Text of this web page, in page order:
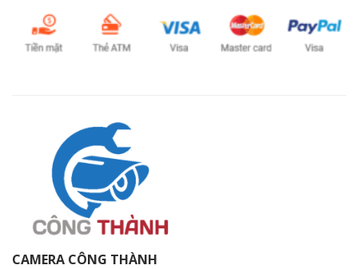
CAMERA CÔNG THÀNH